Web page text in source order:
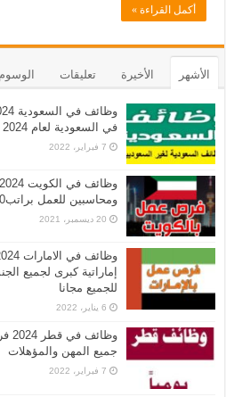
أكمل القراءة »
الأشهر الأخيرة تعليقات الوسوم
في السعودية لعام 2024
7 فبراير، 2022
ومحاسبين للعمل براتب600 دينار
20 ديسمبر، 2021
إماراتية كبرى لجميع
للجميع مجانا
6 يناير، 2022
جميع المهن والمؤهلات
7 فبراير، 2022